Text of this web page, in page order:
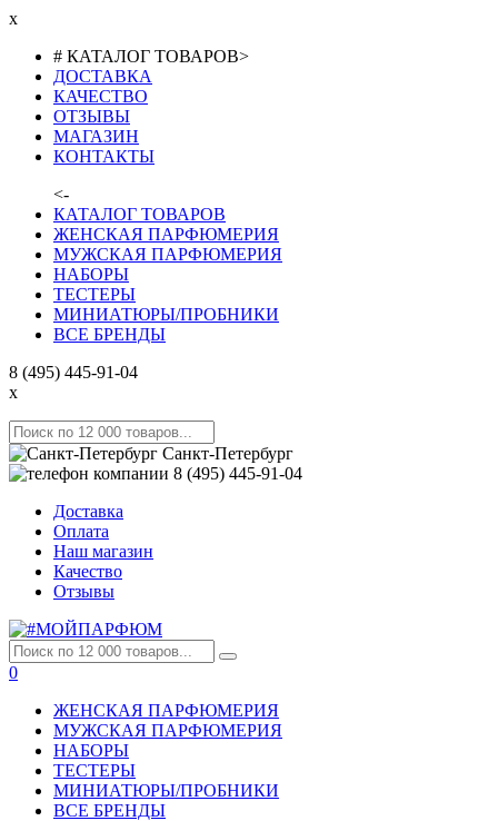
x
# КАТАЛОГ ТОВАРОВ>
ДОСТАВКА
КАЧЕСТВО
ОТЗЫВЫ
МАГАЗИН
КОНТАКТЫ
<-
КАТАЛОГ ТОВАРОВ
ЖЕНСКАЯ ПАРФЮМЕРИЯ
МУЖСКАЯ ПАРФЮМЕРИЯ
НАБОРЫ
ТЕСТЕРЫ
МИНИАТЮРЫ/ПРОБНИКИ
ВСЕ БРЕНДЫ
8 (495) 445-91-04
x
Санкт-Петербург
8 (495) 445-91-04
Доставка
Оплата
Наш магазин
Качество
Отзывы
0
ЖЕНСКАЯ ПАРФЮМЕРИЯ
МУЖСКАЯ ПАРФЮМЕРИЯ
НАБОРЫ
ТЕСТЕРЫ
МИНИАТЮРЫ/ПРОБНИКИ
ВСЕ БРЕНДЫ